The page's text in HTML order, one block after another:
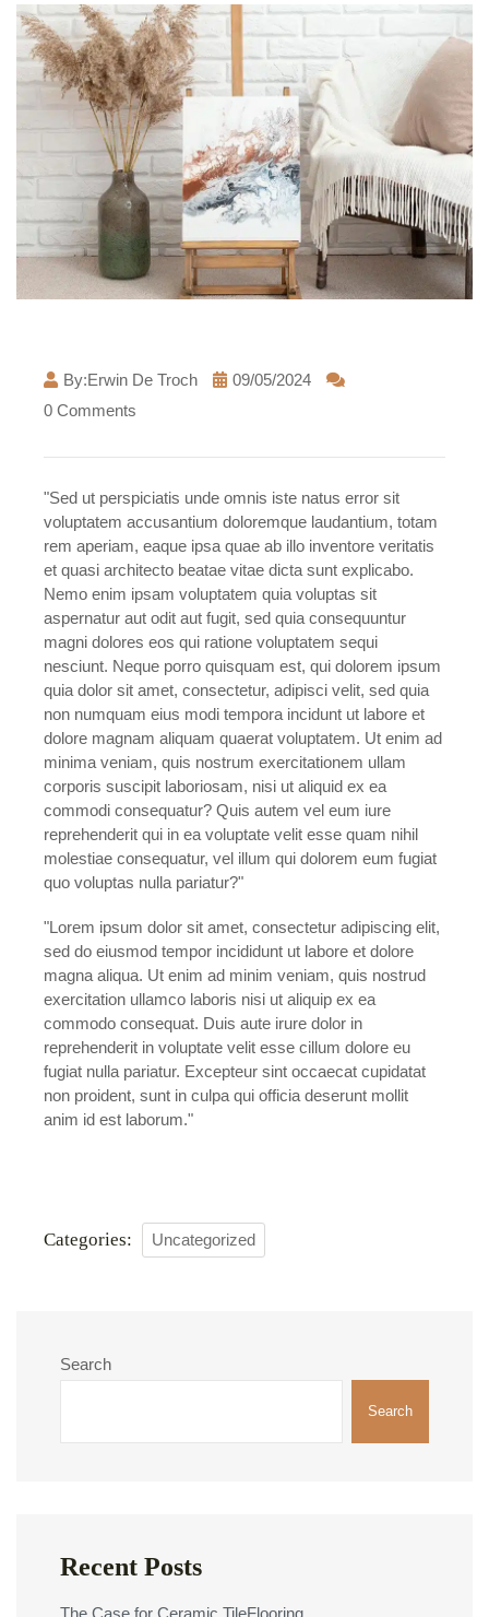
By:Erwin De Troch
09/05/2024
0 Comments
"Sed ut perspiciatis unde omnis iste natus error sit
voluptatem accusantium doloremque laudantium, totam
rem aperiam, eaque ipsa quae ab illo inventore veritatis
et quasi architecto beatae vitae dicta sunt explicabo.
Nemo enim ipsam voluptatem quia voluptas sit
aspernatur aut odit aut fugit, sed quia consequuntur
magni dolores eos qui ratione voluptatem sequi
nesciunt. Neque porro quisquam est, qui dolorem ipsum
quia dolor sit amet, consectetur, adipisci velit, sed quia
non numquam eius modi tempora incidunt ut labore et
dolore magnam aliquam quaerat voluptatem. Ut enim ad
minima veniam, quis nostrum exercitationem ullam
corporis suscipit laboriosam, nisi ut aliquid ex ea
commodi consequatur? Quis autem vel eum iure
reprehenderit qui in ea voluptate velit esse quam nihil
molestiae consequatur, vel illum qui dolorem eum fugiat
quo voluptas nulla pariatur?"
"Lorem ipsum dolor sit amet, consectetur adipiscing elit,
sed do eiusmod tempor incididunt ut labore et dolore
magna aliqua. Ut enim ad minim veniam, quis nostrud
exercitation ullamco laboris nisi ut aliquip ex ea
commodo consequat. Duis aute irure dolor in
reprehenderit in voluptate velit esse cillum dolore eu
fugiat nulla pariatur. Excepteur sint occaecat cupidatat
non proident, sunt in culpa qui officia deserunt mollit
anim id est laborum."
Categories: Uncategorized
Search
Search
Recent Posts
The Case for Ceramic TileFlooring